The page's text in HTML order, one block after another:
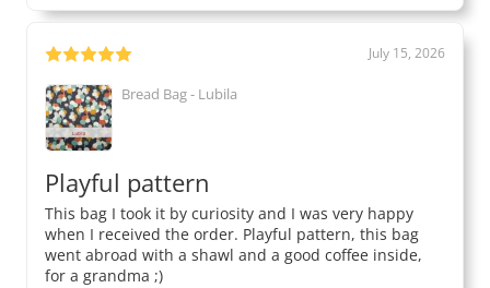
July 15, 2026
Bread Bag - Lubila
Playful pattern
This bag I took it by curiosity and I was very happy
when I received the order. Playful pattern, this bag
went abroad with a shawl and a good coffee inside,
for a grandma ;)